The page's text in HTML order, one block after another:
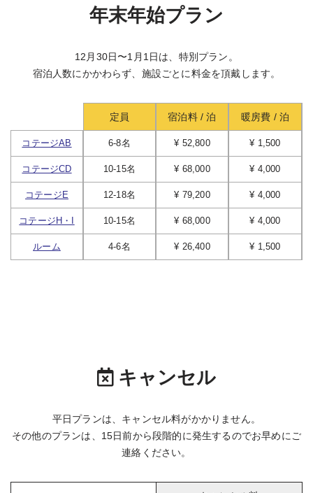
年末年始プラン
12月30日〜1月1日は、特別プラン。
宿泊人数にかかわらず、施設ごとに料金を頂戴します。
定員 宿泊料 / 泊 暖房費 / 泊
コテージAB 6-8名 ¥ 52,800 ¥ 1,500
コテージCD 10-15名 ¥ 68,000 ¥ 4,000
コテージE 12-18名 ¥ 79,200 ¥ 4,000
コテージH・I 10-15名 ¥ 68,000 ¥ 4,000
ルーム 4-6名 ¥ 26,400 ¥ 1,500
キャンセル
平日プランは、キャンセル料がかかりません。
その他のプランは、15日前から段階的に発生するのでお早めにご
連絡ください。